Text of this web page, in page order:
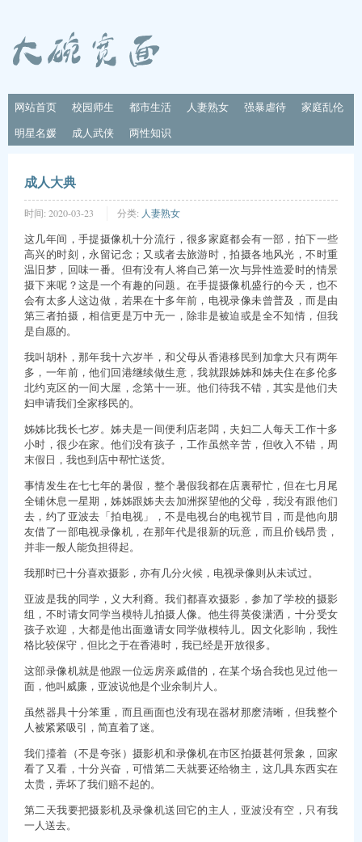
网站首页 校园师生 都市生活 人妻熟女 强暴虐待
家庭乱伦
明星名媛
成人武侠 两性知识
成人大典
时间: 2020-03-23 分类: 人妻熟女
这几年间，手提摄像机十分流行，很多家庭都会有一部，拍下一些
高兴的时刻，永留记念；又或者去旅游时，拍摄各地风光，不时重
温旧梦，回味一番。但有没有人将自己第一次与异性造爱时的情景
摄下来呢？这是一个有趣的问题。在手提摄像机盛行的今天，也不
会有太多人这边做，若果在十多年前，电视录像未曾普及，而是由
第三者拍摄，相信更是万中无一，除非是被迫或是全不知情，但我
是自愿的。
我叫胡朴，那年我十六岁半，和父母从香港移民到加拿大只有两年
多，一年前，他们回港继续做生意，我就跟姊姊和姊夫住在多伦多
北约克区的一间大屋，念第十一班。他们待我不错，其实是他们夫
妇申请我们全家移民的。
姊姊比我长七岁。姊夫是一间便利店老闆，夫妇二人每天工作十多
小时，很少在家。他们没有孩子，工作虽然辛苦，但收入不错，周
末假日，我也到店中帮忙送货。
事情发生在七七年的暑假，整个暑假我都在店裏帮忙，但在七月尾
全铺休息一星期，姊姊跟姊夫去加洲探望他的父母，我没有跟他们
去，约了亚波去「拍电视」，不是电视台的电视节目，而是他向朋
友借了一部电视录像机，在那年代是很新的玩意，而且价钱昂贵，
并非一般人能负担得起。
我那时已十分喜欢摄影，亦有几分火候，电视录像则从未试过。
亚波是我的同学，义大利裔。我们都喜欢摄影，参加了学校的摄影
组，不时请女同学当模特儿拍摄人像。他生得英俊潇洒，十分受女
孩子欢迎，大都是他出面邀请女同学做模特儿。因文化影响，我性
格比较保守，但比之于在香港时，我已经是开放很多。
这部录像机就是他跟一位远房亲戚借的，在某个场合我也见过他一
面，他叫威廉，亚波说他是个业余制片人。
虽然器具十分笨重，而且画面也没有现在器材那麽清晰，但我整个
人被紧紧吸引，简直着了迷。
我们擡着（不是夸张）摄影机和录像机在市区拍摄甚何景象，回家
看了又看，十分兴奋，可惜第二天就要还给物主，这几具东西实在
太贵，弄坏了我们赔不起的。
第二天我要把摄影机及录像机送回它的主人，亚波没有空，只有我
一人送去。